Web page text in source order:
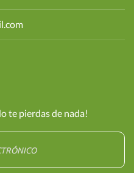
te pierdas de nada!